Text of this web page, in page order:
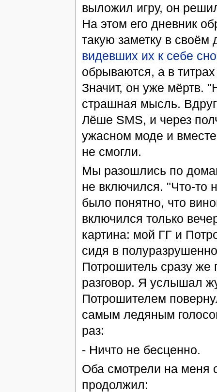
выложил игру, он
На этом его дневник
такую заметку в своём
видевших их к себе
обрываются, а в
Значит, он уже мёртв.
страшная мысль.
Лёше SMS, и через
ужасном моде и
не смогли.
Мы разошлись по
не включился. "Что-то
было понятно, что
включился только
картина: мой ГГ и
сидя в
Потрошитель сразу
разговор. Я услышал
Потрошителем
самым ледяным
раз:
- Ничто не бесценно.
Оба смотрели на меня
продолжил: